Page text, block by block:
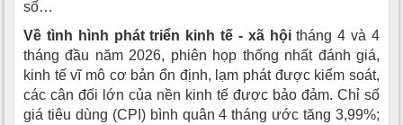
số…
Về tình hình phát triển kinh tế - xã hộitháng 4 và 4
tháng đầu năm 2026, phiên họp thống nhất đánh giá,
kinh tế vĩ mô cơ bản ổn định, lạm phát được kiểm soát,
các cân đối lớn của nền kinh tế được bảo đảm. Chỉ số
giá tiêu dùng (CPI) bình quân 4 tháng ước tăng 3,99%;